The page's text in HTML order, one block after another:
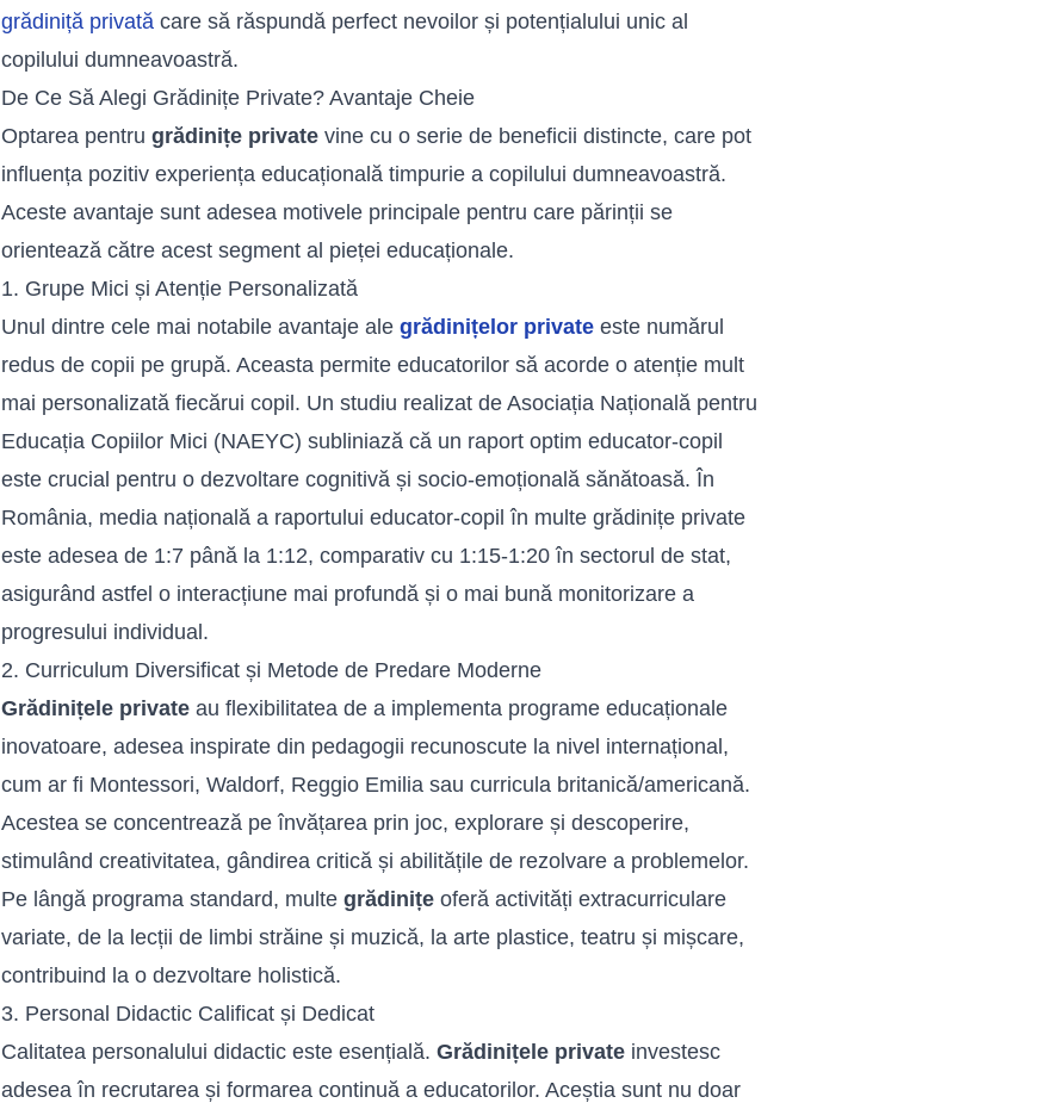
grădiniță privată care să răspundă perfect nevoilor și potențialului unic al
copilului dumneavoastră.
De Ce Să Alegi Grădinițe Private? Avantaje Cheie
Optarea pentru grădinițe private vine cu o serie de beneficii distincte, care pot
influența pozitiv experiența educațională timpurie a copilului dumneavoastră.
Aceste avantaje sunt adesea motivele principale pentru care părinții se
orientează către acest segment al pieței educaționale.
1. Grupe Mici și Atenție Personalizată
Unul dintre cele mai notabile avantaje ale grădinițelor private este numărul
redus de copii pe grupă. Aceasta permite educatorilor să acorde o atenție mult
mai personalizată fiecărui copil. Un studiu realizat de Asociația Națională pentru
Educația Copiilor Mici (NAEYC) subliniază că un raport optim educator-copil
este crucial pentru o dezvoltare cognitivă și socio-emoțională sănătoasă. În
România, media națională a raportului educator-copil în multe grădinițe private
este adesea de 1:7 până la 1:12, comparativ cu 1:15-1:20 în sectorul de stat,
asigurând astfel o interacțiune mai profundă și o mai bună monitorizare a
progresului individual.
2. Curriculum Diversificat și Metode de Predare Moderne
Grădinițele private au flexibilitatea de a implementa programe educaționale
inovatoare, adesea inspirate din pedagogii recunoscute la nivel internațional,
cum ar fi Montessori, Waldorf, Reggio Emilia sau curricula britanică/americană.
Acestea se concentrează pe învățarea prin joc, explorare și descoperire,
stimulând creativitatea, gândirea critică și abilitățile de rezolvare a problemelor.
Pe lângă programa standard, multe grădinițe oferă activități extracurriculare
variate, de la lecții de limbi străine și muzică, la arte plastice, teatru și mișcare,
contribuind la o dezvoltare holistică.
3. Personal Didactic Calificat și Dedicat
Calitatea personalului didactic este esențială. Grădinițele private investesc
adesea în recrutarea și formarea continuă a educatorilor. Aceștia sunt nu doar